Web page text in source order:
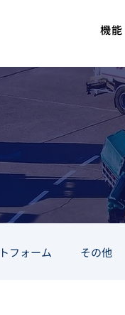
機能
フォーム その他